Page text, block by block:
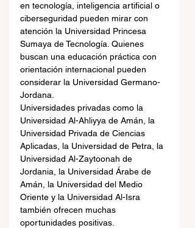
en tecnología, inteligencia artificial o
ciberseguridad pueden mirar con
atención la Universidad Princesa
Sumaya de Tecnología. Quienes
buscan una educación práctica con
orientación internacional pueden
considerar la Universidad Germano-
Jordana.
Universidades privadas como la
Universidad Al-Ahliyya de Amán, la
Universidad Privada de Ciencias
Aplicadas, la Universidad de Petra, la
Universidad Al-Zaytoonah de
Jordania, la Universidad Árabe de
Amán, la Universidad del Medio
Oriente y la Universidad Al-Isra
también ofrecen muchas
oportunidades positivas.